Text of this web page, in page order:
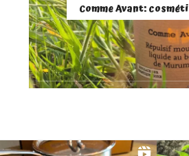
Comme Avant: